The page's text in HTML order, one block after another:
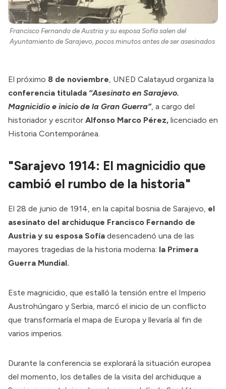
Francisco Fernando de Austria y su esposa Sofía salen del
Ayuntamiento de Sarajevo, pocos minutos antes de ser asesinados
El próximo 8 de noviembre, UNED Calatayud organiza la
conferencia titulada “Asesinato en Sarajevo.
Magnicidio e inicio de la Gran Guerra”, a cargo del
historiador y escritor Alfonso Marco Pérez, licenciado en
Historia Contemporánea.
"Sarajevo 1914: El magnicidio que
cambió el rumbo de la historia"
El 28 de junio de 1914, en la capital bosnia de Sarajevo, el
asesinato del archiduque Francisco Fernando de
Austria y su esposa Sofía desencadenó una de las
mayores tragedias de la historia moderna: la Primera
Guerra Mundial.
Este magnicidio, que estalló la tensión entre el Imperio
Austrohúngaro y Serbia, marcó el inicio de un conflicto
que transformaría el mapa de Europa y llevaría al fin de
varios imperios.
Durante la conferencia se explorará la situación europea
del momento, los detalles de la visita del archiduque a